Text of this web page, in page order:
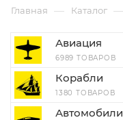
Главная — Каталог —
Авиация
6989 ТОВАРОВ
Корабли
1380 ТОВАРОВ